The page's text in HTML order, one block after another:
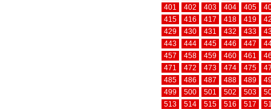
401
402 403 404 405
415
416 417 418 419
429
430 431 432 433
443
444 445 446 447
457
458 459 460 461
471
472 473 474 475
485
486 487 488 489
499
500 501 502 503
513
514 515 516 517